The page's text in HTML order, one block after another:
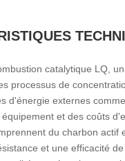
catalytique LQ,
processus de
d'énergie externes
et des coûts
du charbon
et une efficacité